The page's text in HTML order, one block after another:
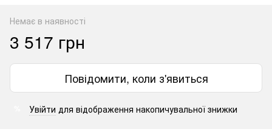
Немає в наявності
3 517 грн
Повідомити, коли з'явиться
Увійти для відображення накопичувальної знижки